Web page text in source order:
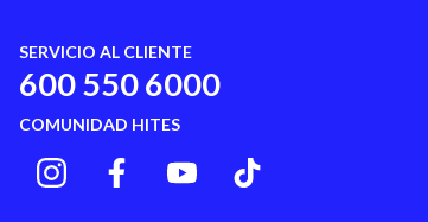
SERVICIO AL CLIENTE
600 550 6000
COMUNIDAD HITES